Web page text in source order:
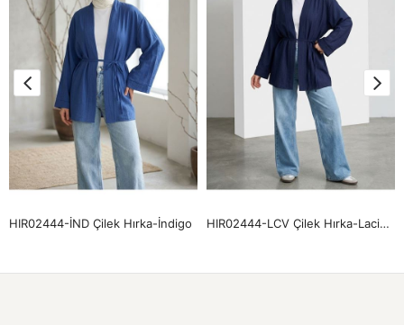
HIR02444-İND Çilek Hırka-İndigo HIR02444-LCV Çilek Hırka-Lacivert